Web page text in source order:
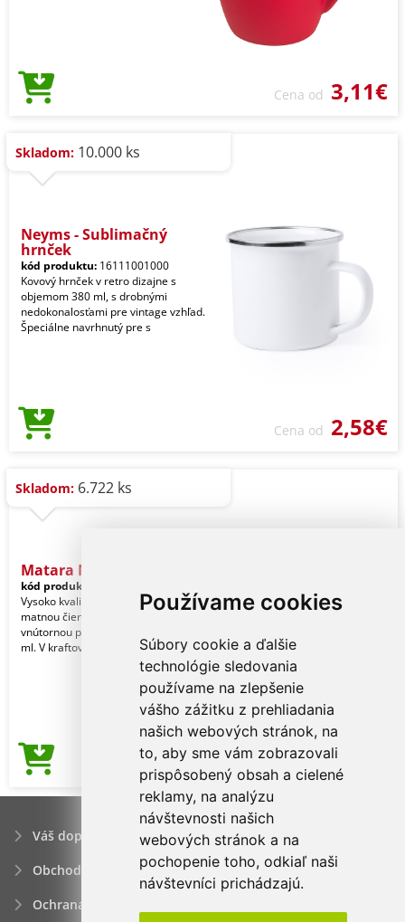
Používame cookies
Súbory cookie a ďalšie
technológie sledovania
používame na zlepšenie
vášho zážitku z prehliadania
našich webových stránok, na
to, aby sme vám zobrazovali
prispôsobený obsah a cielené
reklamy, na analýzu
návštevnosti našich
webových stránok a na
pochopenie toho, odkiaľ naši
návštevníci prichádzajú.
Cena od 3,11€
Skladom: 10.000 ks
Neyms - Sublimačný
hrnček
kód produktu: 16111001000
Kovový hrnček v retro dizajne s
objemom 380 ml, s drobnými
nedokonalosťami pre vintage vzhľad.
Špeciálne navrhnutý pre s
Cena od 2,58€
Skladom: 6.722 ks
Matara Nera hrnček
kód produktu:
Vysoko kvalitný keramický hrnček s
matnou čiernou vonkajšou a lesklou
vnútornou povrchovou úpravou, 300
ml. V kraftovej
Cena od 2,41€
Váš dopyt
Obchodné podmienky
Ochrana osobných údajov